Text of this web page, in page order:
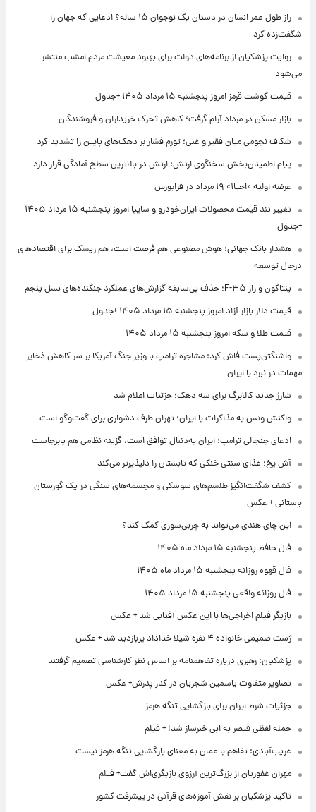
راز طول عمر انسان در دستان یک نوجوان ۱۵ ساله؟ ادعایی که جهان را
شگفت‌زده کرد
روایت پزشکیان از برنامه‌های دولت برای بهبود معیشت مردم امشب منتشر
می‌شود
قیمت گوشت قرمز امروز پنجشنبه ۱۵ مرداد ۱۴۰۵ +جدول
بازار مسکن در مرداد آرام گرفت؛ کاهش تحرک خریداران و فروشندگان
شکاف نجومی میان فقیر و غنی؛ تورم فشار بر دهک‌های پایین را تشدید کرد
پیام اطمینان‌بخش سخنگوی ارتش: ارتش در بالاترین سطح آمادگی قرار دارد
عرضه اولیه «احیا۱» ۱۹ مرداد در فرابورس
تغییر تند قیمت محصولات ایران‌خودرو و سایپا امروز پنجشنبه ۱۵ مرداد ۱۴۰۵
+جدول
هشدار بانک جهانی؛ هوش مصنوعی هم فرصت است، هم ریسک برای اقتصادهای
درحال توسعه
پنتاگون و راز F-۳۵؛ حذف بی‌سابقه گزارش‌های عملکرد جنگنده‌های نسل پنجم
قیمت دلار بازار آزاد امروز پنجشنبه ۱۵ مرداد ۱۴۰۵ +جدول
قیمت طلا و سکه امروز پنجشنبه ۱۵ مرداد ۱۴۰۵
واشنگتن‌پست فاش کرد: مشاجره ترامپ با وزیر جنگ آمریکا بر سر کاهش ذخایر
مهمات در نبرد با ایران
شارژ جدید کالابرگ برای سه دهک؛ جزئیات اعلام شد
واکنش ونس به مذاکرات با ایران؛ تهران طرف دشواری برای گفت‌وگو است
ادعای جنجالی ترامپ؛ ایران به‌دنبال توافق است، گزینه نظامی هم پابرجاست
آش یخ؛ غذای سنتی خنکی که تابستان را دلپذیرتر می‌کند
کشف شگفت‌انگیز طلسم‌های سوسکی و مجسمه‌های سنگی در یک گورستان
باستانی + عکس
این چای هندی می‌تواند به چربی‌سوزی کمک کند؟
فال حافظ پنجشنبه ۱۵ مرداد ماه ۱۴۰۵
فال قهوه روزانه پنجشنبه ۱۵ مرداد ماه ۱۴۰۵
فال روزانه واقعی پنجشنبه ۱۵ مرداد ۱۴۰۵
بازیگر فیلم اخراجی‌ها با این عکس آفتابی شد + عکس
ژست صمیمی خانواده ۴ نفره شیلا خداداد پربازدید شد + عکس
پزشکیان: رهبری درباره تفاهمنامه بر اساس نظر کارشناسی تصمیم گرفتند
تصاویر متفاوت یاسمین شجریان در کنار پدرش+ عکس
جزئیات شرط ایران برای بازگشایی تنگه هرمز
حمله لفظی قیصر به ابی خبرساز شد! + فیلم
غریب‌آبادی: تفاهم با عمان به معنای بازگشایی تنگه هرمز نیست
مهران غفوریان از بزرگ‌ترین آرزوی بازیگری‌اش گفت+ فیلم
تاکید پزشکیان بر نقش آموزه‌های قرآنی در پیشرفت کشور